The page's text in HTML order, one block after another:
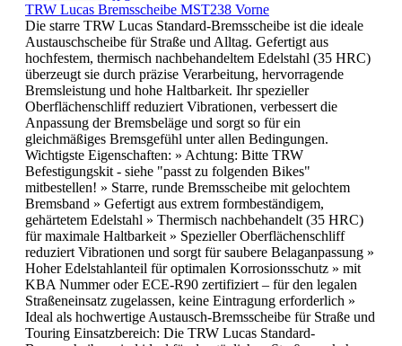
TRW Lucas Bremsscheibe MST238 Vorne
Die starre TRW Lucas Standard-Bremsscheibe ist die ideale
Austauschscheibe für Straße und Alltag. Gefertigt aus
hochfestem, thermisch nachbehandeltem Edelstahl (35 HRC)
überzeugt sie durch präzise Verarbeitung, hervorragende
Bremsleistung und hohe Haltbarkeit. Ihr spezieller
Oberflächenschliff reduziert Vibrationen, verbessert die
Anpassung der Bremsbeläge und sorgt so für ein
gleichmäßiges Bremsgefühl unter allen Bedingungen.
Wichtigste Eigenschaften: » Achtung: Bitte TRW
Befestigungskit - siehe "passt zu folgenden Bikes"
mitbestellen! » Starre, runde Bremsscheibe mit gelochtem
Bremsband » Gefertigt aus extrem formbeständigem,
gehärtetem Edelstahl » Thermisch nachbehandelt (35 HRC)
für maximale Haltbarkeit » Spezieller Oberflächenschliff
reduziert Vibrationen und sorgt für saubere Belaganpassung »
Hoher Edelstahlanteil für optimalen Korrosionsschutz » mit
KBA Nummer oder ECE-R90 zertifiziert – für den legalen
Straßeneinsatz zugelassen, keine Eintragung erforderlich »
Ideal als hochwertige Austausch-Bremsscheibe für Straße und
Touring Einsatzbereich: Die TRW Lucas Standard-